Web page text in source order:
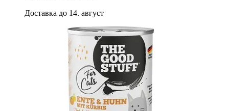
Доставка до 14. август